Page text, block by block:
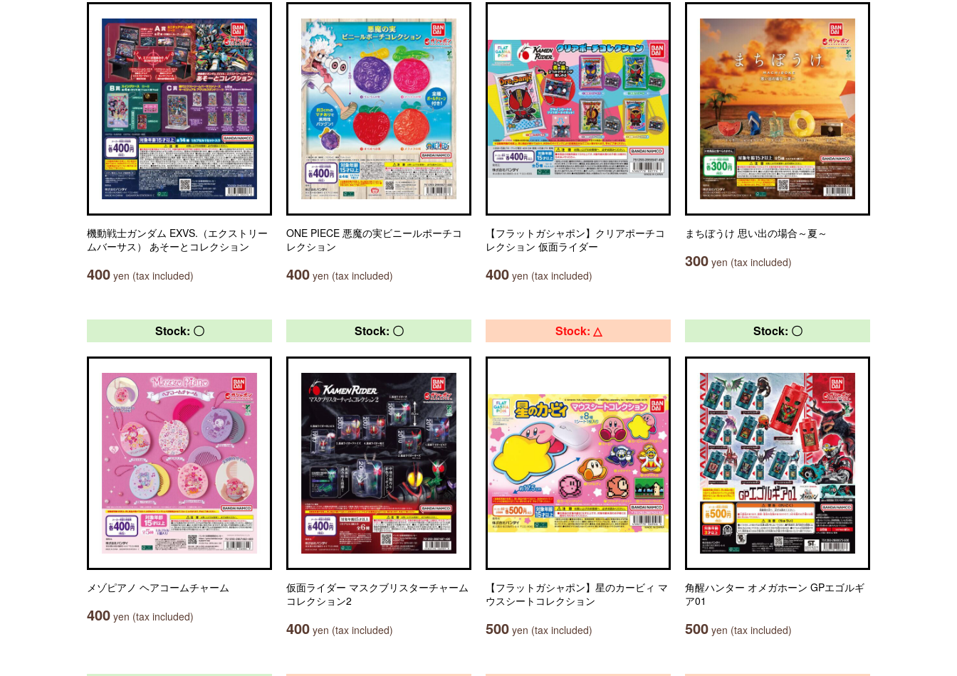
機動戦士ガンダム EXVS.（エクストリー
ムバーサス） あそーとコレクション
400 yen (tax included)
ONE PIECE 悪魔の実ビニールポーチコ
レクション
400 yen (tax included)
【フラットガシャポン】クリアポーチコ
レクション 仮面ライダー
400 yen (tax included)
まちぼうけ 思い出の場合～夏～
300 yen (tax included)
Stock: 〇
メゾピアノ ヘアコームチャーム
400 yen (tax included)
Stock: 〇
仮面ライダー マスクブリスターチャーム
コレクション2
400 yen (tax included)
Stock: △
【フラットガシャポン】星のカービィ マ
ウスシートコレクション
500 yen (tax included)
Stock: 〇
角醒ハンター オメガホーン GPエゴルギ
ア01
500 yen (tax included)